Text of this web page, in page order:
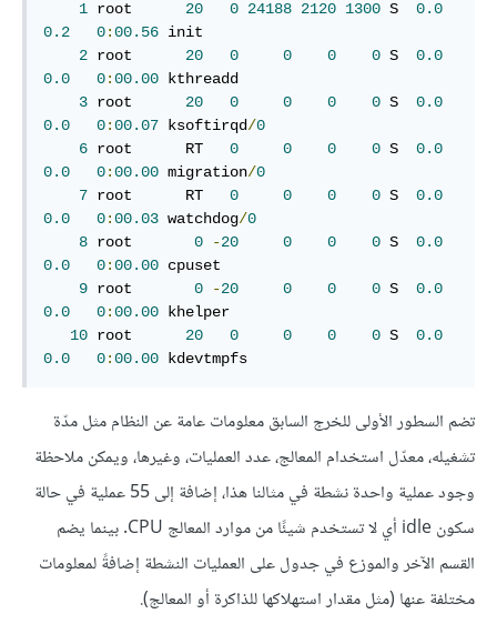
1 root 20 0 24188 2120 1300 S 0.0
0.2
0:00.56 init
2 root 20 0 0 0 0 S 0.0
0.0
0:00.00 kthreadd
3 root 20 0 0 0 0 S 0.0
0.0
0:00.07 ksoftirqd/0
6 root      RT 0 0 0 0 S 0.0
0.0
0:00.00 migration/0
7 root      RT 0 0 0 0 S 0.0
0.0
0:00.03 watchdog/0
8 root 0 -20 0 0 0 S 0.0
0.0
0:00.00 cpuset
9 root 0 -20 0 0 0 S 0.0
0.0
0:00.00 khelper
10 root 20 0 0 0 0 S 0.0
0.0
0:00.00 kdevtmpfs
تضم السطور الأولى للخرج السابق معلومات عامة عن النظام مثل مدّة
تشغيله، معدّل استخدام المعالج، عدد العمليات، وغيرها، ويمكن ملاحظة
وجود عملية واحدة نشطة في مثالنا هذا، إضافة إلى 55 عملية في حالة
سكون idle أي لا تستخدم شيئًا من موارد المعالج CPU. بينما يضم
القسم الآخر والموزع في جدول على العمليات النشطة إضافةً لمعلومات
مختلفة عنها (مثل مقدار استهلاكها للذاكرة أو المعالج).